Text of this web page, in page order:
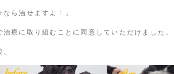
なら治せますよ！」
治療に取り組むことに同意していただけました。